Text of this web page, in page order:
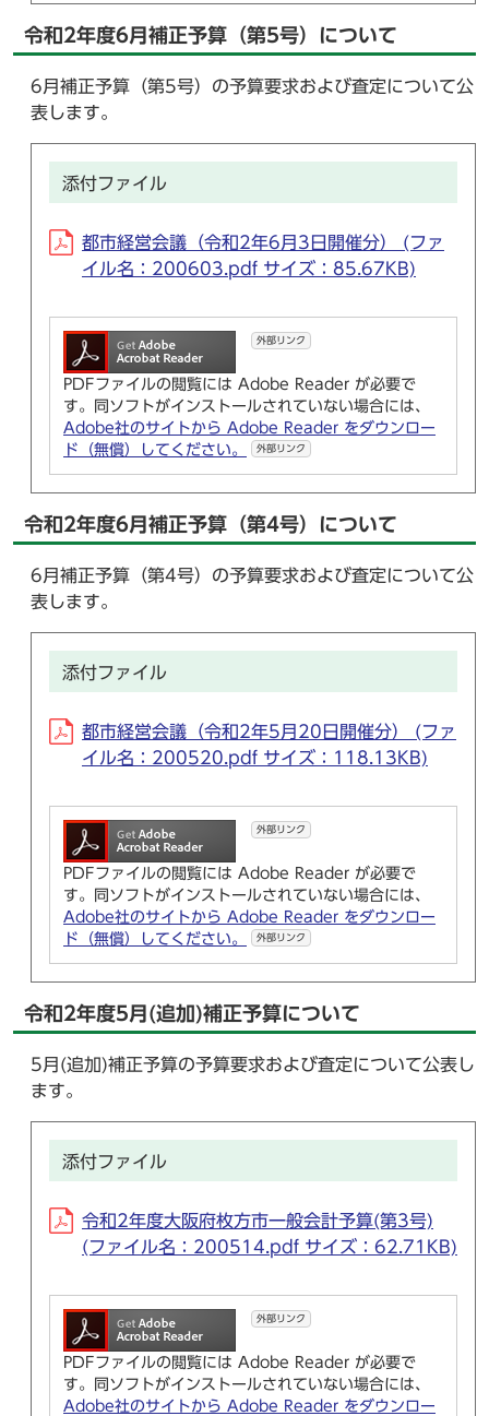
令和2年度6月補正予算（第5号）について
6月補正予算（第5号）の予算要求および査定について公
表します。
添付ファイル
都市経営会議（令和2年6月3日開催分） (ファ
イル名：200603.pdf サイズ：85.67KB)
外部リンク
PDFファイルの閲覧には Adobe Reader が必要で
す。同ソフトがインストールされていない場合には、
Adobe社のサイトから Adobe Reader をダウンロー
ド（無償）してください。
外部リンク
令和2年度6月補正予算（第4号）について
6月補正予算（第4号）の予算要求および査定について公
表します。
添付ファイル
都市経営会議（令和2年5月20日開催分） (ファ
イル名：200520.pdf サイズ：118.13KB)
外部リンク
PDFファイルの閲覧には Adobe Reader が必要で
す。同ソフトがインストールされていない場合には、
Adobe社のサイトから Adobe Reader をダウンロー
ド（無償）してください。
外部リンク
令和2年度5月(追加)補正予算について
5月(追加)補正予算の予算要求および査定について公表し
ます。
添付ファイル
令和2年度大阪府枚方市一般会計予算(第3号)
(ファイル名：200514.pdf サイズ：62.71KB)
外部リンク
PDFファイルの閲覧には Adobe Reader が必要で
す。同ソフトがインストールされていない場合には、
Adobe社のサイトから Adobe Reader をダウンロー